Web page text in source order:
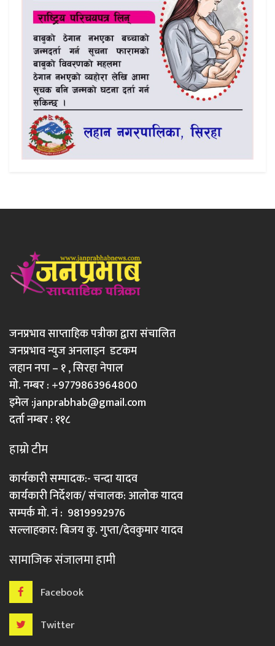
जनप्रभाव साप्ताहिक पत्रीका द्वारा संचालित
जनप्रभाव न्युज अनलाइन डटकम
लहान नपा – १ , सिरहा नेपाल
मो. नम्बर : +9779863964800
इमेल :janprabhab@gmail.com
दर्ता नम्बर : ११८
हाम्रो टीम
कार्यकारी सम्पादक:- चन्दा यादव
कार्यकारी निर्देशक/ संचालक: आलोक यादव
सम्पर्क मो. नं : 9819992976
सल्लाहकार: बिजय कु. गुप्ता/देवकुमार यादव
सामाजिक संजालमा हामी
Facebook
Twitter